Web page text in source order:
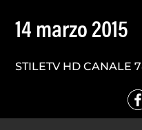
14 marzo 2015
STILETV HD CANALE